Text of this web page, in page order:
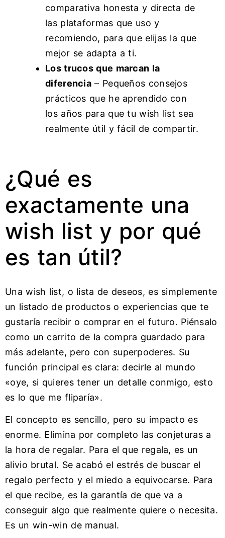
comparativa honesta y directa de
las plataformas que uso y
recomiendo, para que elijas la que
mejor se adapta a ti.
Los trucos que marcan la
diferencia – Pequeños consejos
prácticos que he aprendido con
los años para que tu wish list sea
realmente útil y fácil de compartir.
¿Qué es
exactamente una
wish list y por qué
es tan útil?
Una wish list, o lista de deseos, es simplemente
un listado de productos o experiencias que te
gustaría recibir o comprar en el futuro. Piénsalo
como un carrito de la compra guardado para
más adelante, pero con superpoderes. Su
función principal es clara: decirle al mundo
«oye, si quieres tener un detalle conmigo, esto
es lo que me fliparía».
El concepto es sencillo, pero su impacto es
enorme. Elimina por completo las conjeturas a
la hora de regalar. Para el que regala, es un
alivio brutal. Se acabó el estrés de buscar el
regalo perfecto y el miedo a equivocarse. Para
el que recibe, es la garantía de que va a
conseguir algo que realmente quiere o necesita.
Es un win-win de manual.